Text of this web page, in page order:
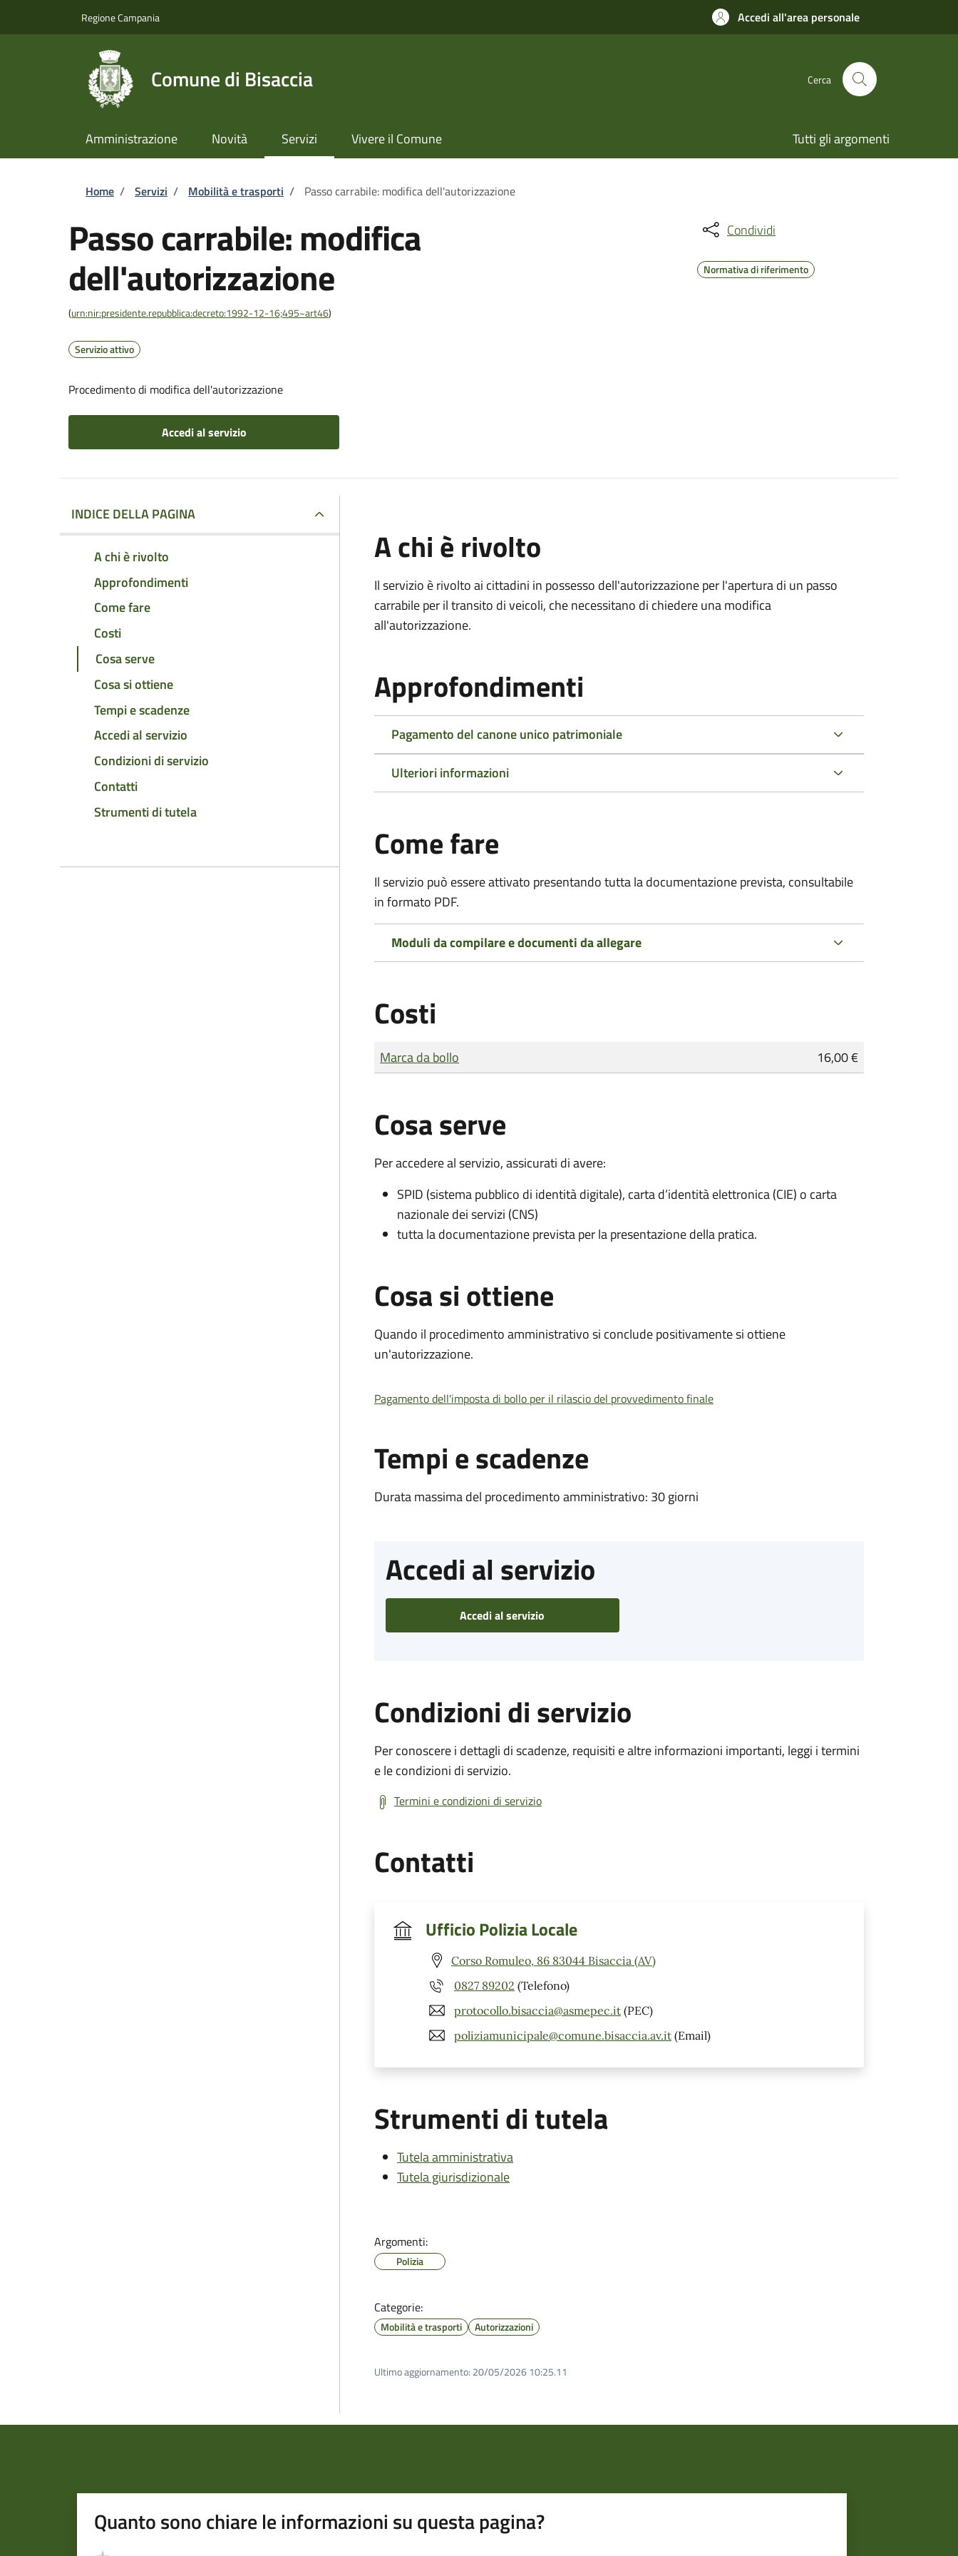
Regione Campania Accedi all'area personale
Comune di Bisaccia Cerca
Amministrazione Novità Servizi Vivere il Comune Tutti gli argomenti
Briciole di pane
Home / Servizi / Mobilità e trasporti / Passo carrabile: modifica dell'autorizzazione
Passo carrabile: modifica
dell'autorizzazione
(urn:nir:presidente.repubblica:decreto:1992-12-16;495~art46)
Servizio attivo
Procedimento di modifica dell'autorizzazione
Accedi al servizio
Condividi
Normativa di riferimento
INDICE DELLA PAGINA
A chi è rivolto
Approfondimenti
Come fare
Costi
Cosa serve
Cosa si ottiene
Tempi e scadenze
Accedi al servizio
Condizioni di servizio
Contatti
Strumenti di tutela
A chi è rivolto
Il servizio è rivolto ai cittadini in possesso dell'autorizzazione per l'apertura di un passo
carrabile per il transito di veicoli, che necessitano di chiedere una modifica
all'autorizzazione.
Approfondimenti
Pagamento del canone unico patrimoniale
Ulteriori informazioni
Come fare
Il servizio può essere attivato presentando tutta la documentazione prevista, consultabile
in formato PDF.
Moduli da compilare e documenti da allegare
Costi
Tipo di pagamento
Importo
Marca da bollo 16,00 €
Cosa serve
Per accedere al servizio, assicurati di avere:
SPID (sistema pubblico di identità digitale), carta d’identità elettronica (CIE) o carta
nazionale dei servizi (CNS)
tutta la documentazione prevista per la presentazione della pratica.
Cosa si ottiene
Quando il procedimento amministrativo si conclude positivamente si ottiene
un'autorizzazione.
Pagamento dell'imposta di bollo per il rilascio del provvedimento finale
Tempi e scadenze
Durata massima del procedimento amministrativo: 30 giorni
Accedi al servizio
Accedi al servizio
Condizioni di servizio
Per conoscere i dettagli di scadenze, requisiti e altre informazioni importanti, leggi i termini
e le condizioni di servizio.
Termini e condizioni di servizio
Contatti
Ufficio Polizia Locale
Corso Romuleo, 86 83044 Bisaccia (AV)
0827 89202 (Telefono)
protocollo.bisaccia@asmepec.it (PEC)
poliziamunicipale@comune.bisaccia.av.it (Email)
Strumenti di tutela
Tutela amministrativa
Tutela giurisdizionale
Argomenti:
Polizia
Categorie:
Mobilità e trasporti Autorizzazioni
Ultimo aggiornamento: 20/05/2026 10:25.11
Quanto sono chiare le informazioni su questa pagina?
Valutazione